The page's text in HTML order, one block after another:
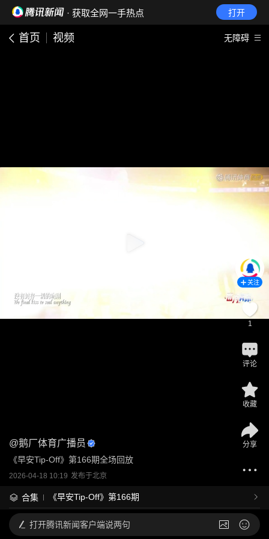
· 获取全网一手热点 打开
首页 视频 无障碍
@鹅厂体育广播员
《早安Tip-Off》第166期全场回放
2026-04-18 10:19 发布于北京
合集 《早安Tip-Off》第166期
关注
1
评论
收藏
分享
打开腾讯新闻客户端说两句